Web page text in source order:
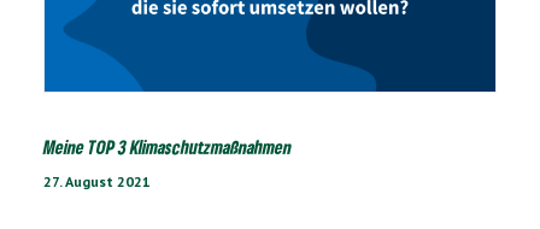
Meine TOP 3 Klimaschutzmaßnahmen
27. August 2021